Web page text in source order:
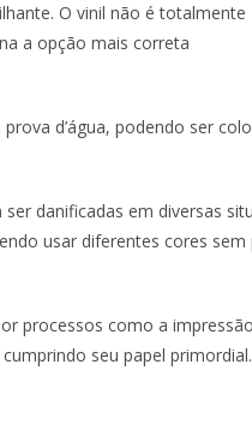
O vinil não é totalmente
a opção mais correta
d’água, podendo ser
danificadas em diversas
usar diferentes cores sem
processos como a
seu papel primordial.